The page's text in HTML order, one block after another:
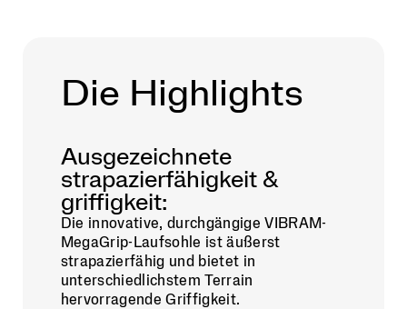
Die Highlights
Ausgezeichnete
strapazierfähigkeit &
griffigkeit:
Die innovative, durchgängige VIBRAM-
MegaGrip-Laufsohle ist äußerst
strapazierfähig und bietet in
unterschiedlichstem Terrain
hervorragende Griffigkeit.